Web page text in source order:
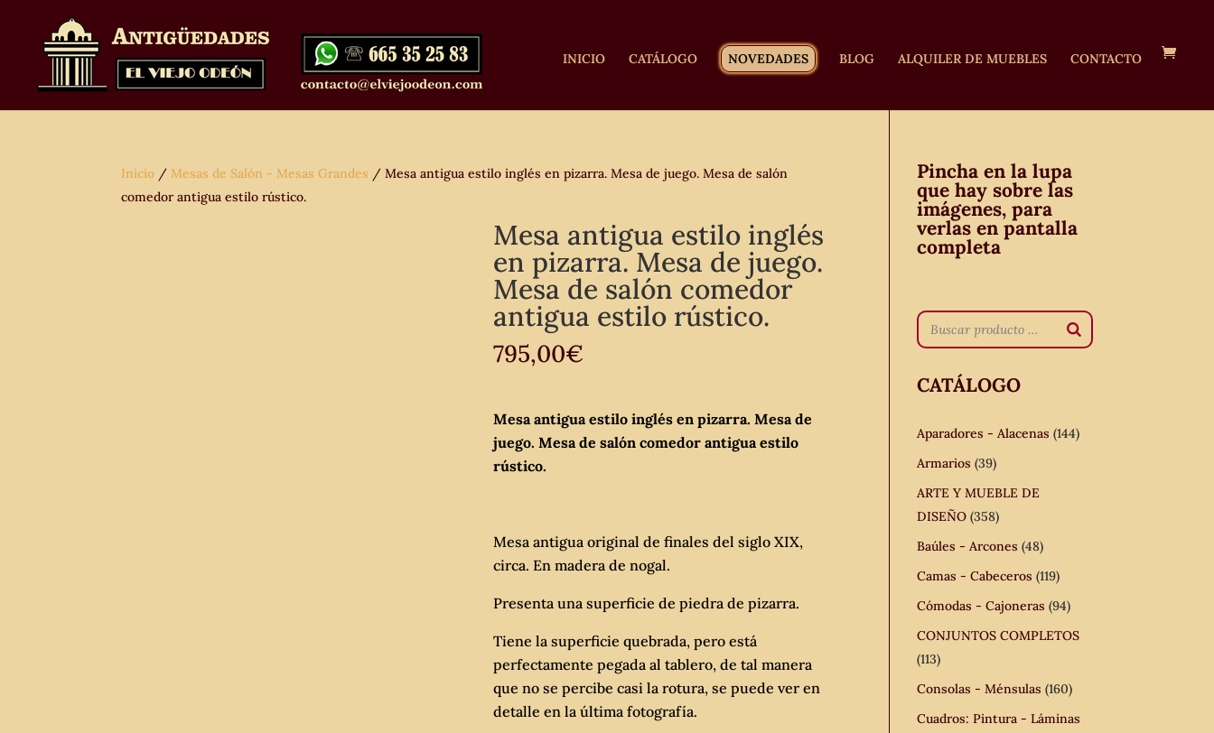
INICIO CATÁLOGO NOVEDADES BLOG ALQUILER DE MUEBLES CONTACTO
Inicio / Mesas de Salón - Mesas Grandes / Mesa antigua estilo inglés en pizarra. Mesa de juego. Mesa de salón
comedor antigua estilo rústico.
Mesa antigua estilo inglés
en pizarra. Mesa de juego.
Mesa de salón comedor
antigua estilo rústico.
795,00€
Mesa antigua estilo inglés en pizarra. Mesa de
juego. Mesa de salón comedor antigua estilo
rústico.
Mesa antigua original de finales del siglo XIX,
circa. En madera de nogal.
Presenta una superficie de piedra de pizarra.
Tiene la superficie quebrada, pero está
perfectamente pegada al tablero, de tal manera
que no se percibe casi la rotura, se puede ver en
detalle en la última fotografía.
Pincha en la lupa
que hay sobre las
imágenes, para
verlas en pantalla
completa
CATÁLOGO
Aparadores - Alacenas (144)
Armarios (39)
ARTE Y MUEBLE DE
DISEÑO (358)
Baúles - Arcones (48)
Camas - Cabeceros (119)
Cómodas - Cajoneras (94)
CONJUNTOS COMPLETOS
(113)
Consolas - Ménsulas (160)
Cuadros: Pintura - Láminas